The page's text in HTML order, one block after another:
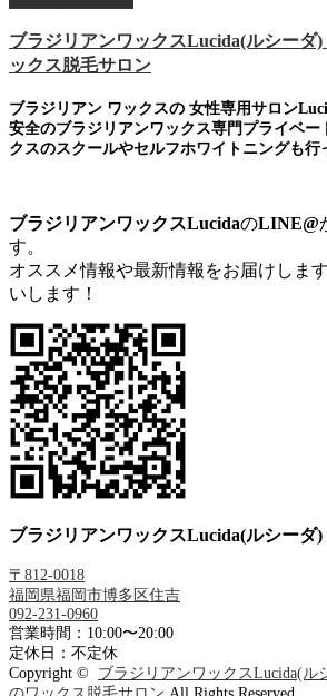
ブラジリアンワックスLucida(ルシー
ックス脱毛サロン
ブラジリアン ワックスの 女性専用サロン
安全のブラジリアンワックス専門プライベー
クスのスクールやセルフホワイトニングも行
ブラジリアンワックスLucidaのLINE@
す。
オススメ情報や最新情報をお届けしま
いします！
ブラジリアンワックスLucida(ルシーダ)
〒812-0018
福岡県福岡市博多区住吉
092-231-0960
営業時間：10:00〜20:00
定休日：不定休
Copyright © ブラジリアンワックスLucida(